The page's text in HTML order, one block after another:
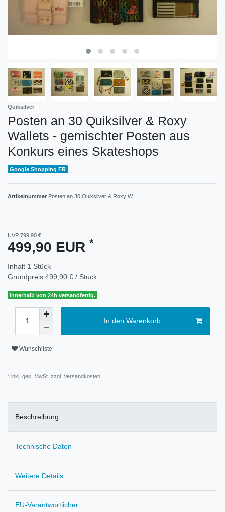
Quiksilver
Posten an 30 Quiksilver & Roxy
Wallets - gemischter Posten aus
Konkurs eines Skateshops
Google Shopping FR
Artikelnummer Posten an 30 Quiksilver & Roxy W
UVP 799,90 €
499,90 EUR *
Inhalt 1 Stück
Grundpreis 499,90 € / Stück
Innerhalb von 24h versandfertig.
In den Warenkorb
Wunschliste
* inkl. ges. MwSt. zzgl. Versandkosten
Beschreibung
Technische Daten
Weitere Details
EU-Verantwortlicher